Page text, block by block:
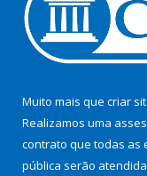
Muito mais que criar
Realizamos uma
contrato que todas as
pública serão